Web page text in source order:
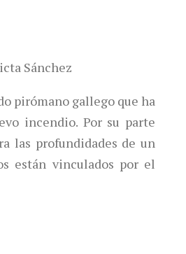
Sánchez
pirómano gallego que ha
incendio. Por su parte
las profundidades de un
están vinculados por el